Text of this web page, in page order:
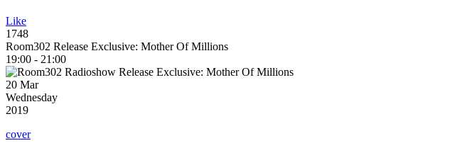
Like
1748
Room302 Release Exclusive: Mother Of Millions
19:00 - 21:00
20 Mar
Wednesday
2019
cover